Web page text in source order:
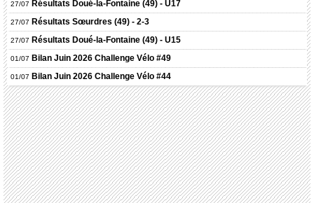
27/07 Résultats Doué-la-Fontaine (49) - U17
27/07 Résultats Sœurdres (49) - 2-3
27/07 Résultats Doué-la-Fontaine (49) - U15
01/07 Bilan Juin 2026 Challenge Vélo #49
01/07 Bilan Juin 2026 Challenge Vélo #44